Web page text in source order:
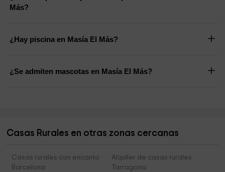
Más?
¿Hay piscina en Masía El Más?
¿Se admiten mascotas en Masía El Más?
Casas Rurales en otras zonas cercanas
Casas rurales con encanto
Barcelona
Alquiler de casas rurales
Tarragona